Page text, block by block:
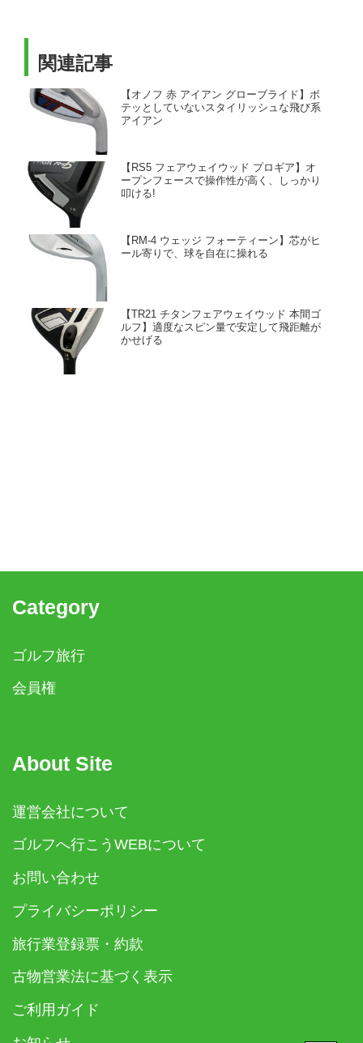
関連記事
【オノフ 赤 アイアン グローブライド】ボ
テッとしていないスタイリッシュな飛び系
アイアン
【RS5 フェアウェイウッド プロギア】オ
ープンフェースで操作性が高く、しっかり
叩ける!
【RM-4 ウェッジ フォーティーン】芯がヒ
ール寄りで、球を自在に操れる
【TR21 チタンフェアウェイウッド 本間ゴ
ルフ】適度なスピン量で安定して飛距離が
かせげる
Category
ゴルフ旅行
会員権
About Site
運営会社について
ゴルフへ行こうWEBについて
お問い合わせ
プライバシーポリシー
旅行業登録票・約款
古物営業法に基づく表示
ご利用ガイド